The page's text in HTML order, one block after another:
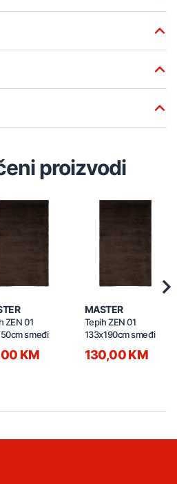
proizvodi
ZEN 01
smeđi
KM
MASTER
Tepih ZEN 01
133x190cm smeđi
130,00 KM